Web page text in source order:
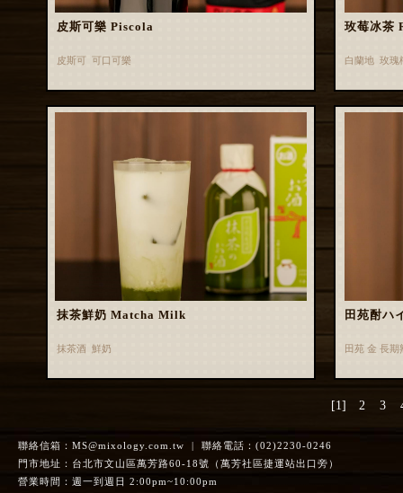
皮斯可樂 Piscola
皮斯可 可口可樂
玫莓冰茶
白蘭地 玫瑰
抹茶鮮奶 Matcha Milk
抹茶酒 鮮奶
田苑酎ハ
田苑 金 長
[1] 2 3
聯絡信箱： MS@mixology.com.tw | 聯絡電話：(02)2230-0246
門市地址：台北市文山區萬芳路60-18號（萬芳社區捷運站出口旁）
營業時間：週一到週日 2:00pm~10:00pm